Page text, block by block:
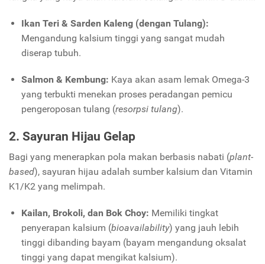
Ikan Teri & Sarden Kaleng (dengan Tulang):
Mengandung kalsium tinggi yang sangat mudah
diserap tubuh.
Salmon & Kembung: Kaya akan asam lemak Omega-3
yang terbukti menekan proses peradangan pemicu
pengeroposan tulang (resorpsi tulang).
2. Sayuran Hijau Gelap
Bagi yang menerapkan pola makan berbasis nabati (plant-
based), sayuran hijau adalah sumber kalsium dan Vitamin
K1/K2 yang melimpah.
Kailan, Brokoli, dan Bok Choy: Memiliki tingkat
penyerapan kalsium (bioavailability) yang jauh lebih
tinggi dibanding bayam (bayam mengandung oksalat
tinggi yang dapat mengikat kalsium).